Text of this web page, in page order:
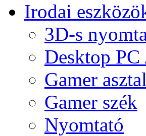
Irodai
3D-s
Desktop
Gamer asztal
Gamer szék
Nyomtató